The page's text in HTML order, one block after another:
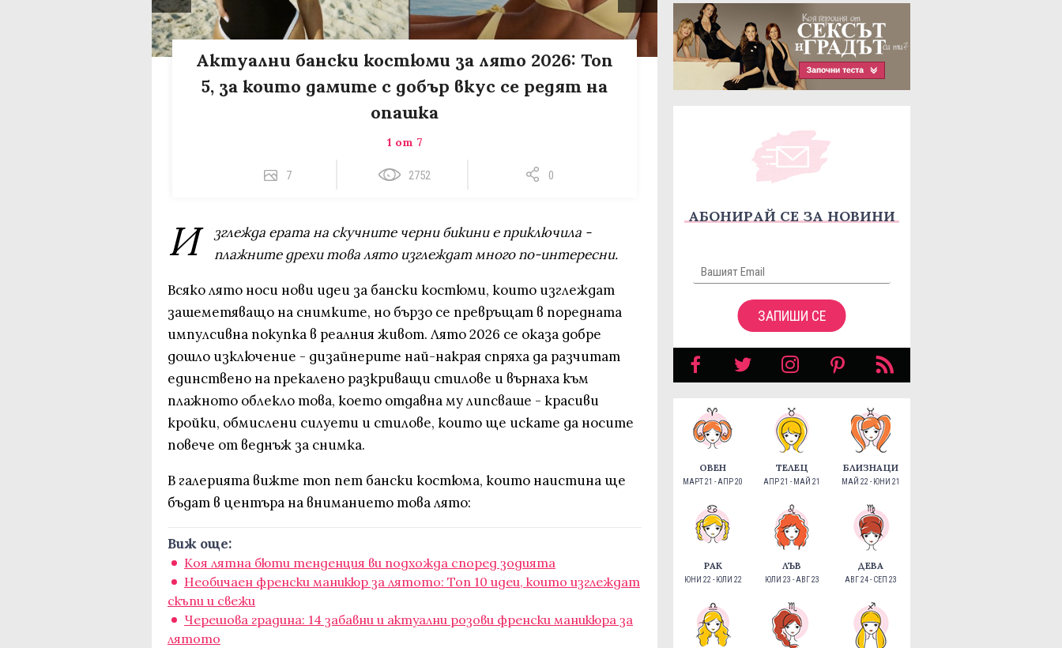
Актуални бански костюми за лято 2026: Топ
5, за които дамите с добър вкус се редят на
опашка
1 от 7
7 2752 0
И
зглежда ерата на скучните черни бикини е приключила -
плажните дрехи това лято изглеждат много по-интересни.
Всяко лято носи нови идеи за бански костюми, които изглеждат
зашеметяващо на снимките, но бързо се превръщат в поредната
импулсивна покупка в реалния живот. Лято 2026 се оказа добре
дошло изключение - дизайнерите най-накрая спряха да разчитат
единствено на прекалено разкриващи стилове и върнаха към
плажното облекло това, което отдавна му липсваше - красиви
кройки, обмислени силуети и стилове, които ще искате да носите
повече от веднъж за снимка.
В галерията вижте топ пет бански костюма, които наистина ще
бъдат в центъра на вниманието това лято:
Виж още:
Коя лятна бюти тенденция ви подхожда според зодията
Необичаен френски маникюр за лятото: Топ 10 идеи, които изглеждат
скъпи и свежи
Черешова градина: 14 забавни и актуални розови френски маникюра за
лятото
АБОНИРАЙ СЕ ЗА НОВИНИ
ЗАПИШИ СЕ
ОВЕН
МАРТ 21 - АПР 20
ТЕЛЕЦ
АПР 21 - МАЙ 21
БЛИЗНАЦИ
МАЙ 22 - ЮНИ 21
РАК
ЮНИ 22 - ЮЛИ 22
ЛЪВ
ЮЛИ 23 - АВГ 23
ДЕВА
АВГ 24 - СЕП 23